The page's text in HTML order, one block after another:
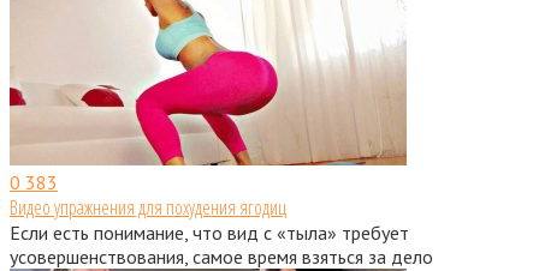
0 383
Видео упражнения для похудения ягодиц
Если есть понимание, что вид с «тыла» требует
усовершенствования, самое время взяться за дело